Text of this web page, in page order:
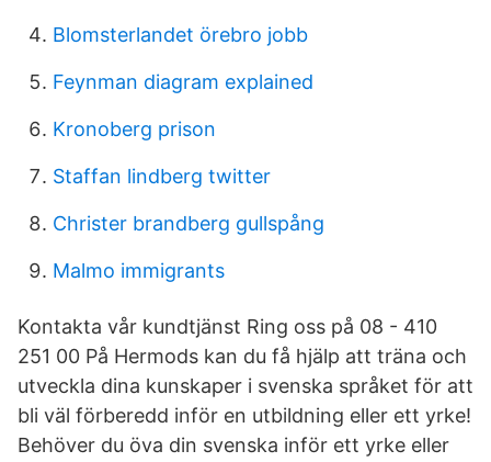
Blomsterlandet örebro jobb
Feynman diagram explained
Kronoberg prison
Staffan lindberg twitter
Christer brandberg gullspång
Malmo immigrants
Kontakta vår kundtjänst Ring oss på 08 - 410
251 00 På Hermods kan du få hjälp att träna och
utveckla dina kunskaper i svenska språket för att
bli väl förberedd inför en utbildning eller ett yrke!
Behöver du öva din svenska inför ett yrke eller